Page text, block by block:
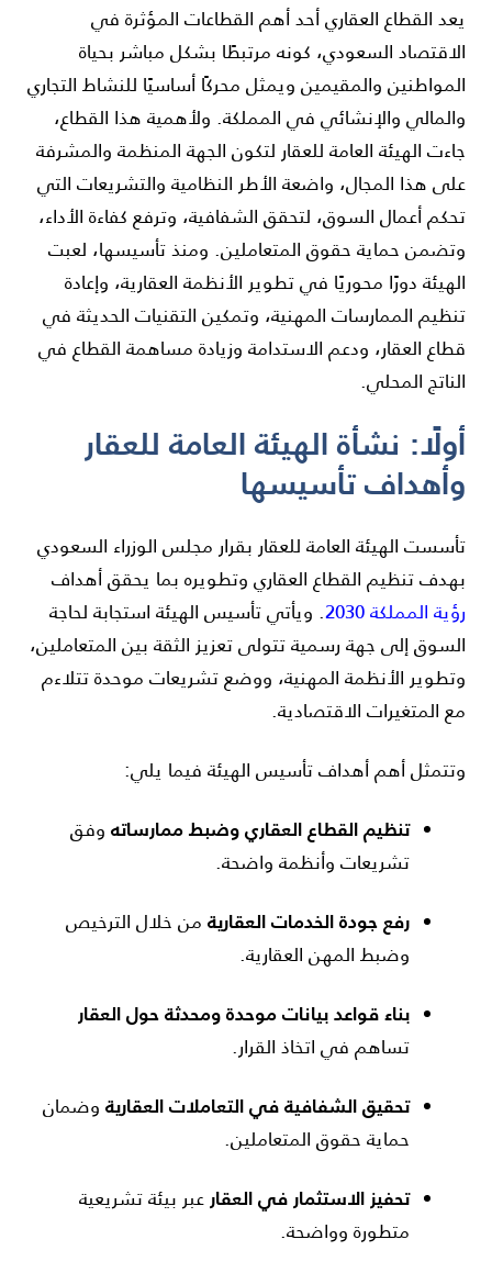
يعد القطاع العقاري أحد أهم القطاعات المؤثرة في
الاقتصاد السعودي، كونه مرتبطًا بشكل مباشر بحياة
المواطنين والمقيمين ويمثل محركًا أساسيًا للنشاط التجاري
والمالي والإنشائي في المملكة. ولأهمية هذا القطاع،
جاءت الهيئة العامة للعقار لتكون الجهة المنظمة والمشرفة
على هذا المجال، واضعة الأطر النظامية والتشريعات التي
تحكم أعمال السوق، لتحقق الشفافية، وترفع كفاءة الأداء،
وتضمن حماية حقوق المتعاملين. ومنذ تأسيسها، لعبت
الهيئة دورًا محوريًا في تطوير الأنظمة العقارية، وإعادة
تنظيم الممارسات المهنية، وتمكين التقنيات الحديثة في
قطاع العقار، ودعم الاستدامة وزيادة مساهمة القطاع في
الناتج المحلي.
أولًا: نشأة الهيئة العامة للعقار
وأهداف تأسيسها
تأسست الهيئة العامة للعقار بقرار مجلس الوزراء السعودي
بهدف تنظيم القطاع العقاري وتطويره بما يحقق أهداف
رؤية المملكة 2030
. ويأتي تأسيس الهيئة استجابة لحاجة
السوق إلى جهة رسمية تتولى تعزيز الثقة بين المتعاملين،
وتطوير الأنظمة المهنية، ووضع تشريعات موحدة تتلاءم
مع المتغيرات الاقتصادية.
وتتمثل أهم أهداف تأسيس الهيئة فيما يلي:
تنظيم القطاع العقاري وضبط ممارساته وفق
تشريعات وأنظمة واضحة.
رفع جودة الخدمات العقارية من خلال الترخيص
وضبط المهن العقارية.
بناء قواعد بيانات موحدة ومحدثة حول العقار
تساهم في اتخاذ القرار.
تحقيق الشفافية في التعاملات العقارية وضمان
حماية حقوق المتعاملين.
تحفيز الاستثمار في العقارعبر بيئة تشريعية
متطورة وواضحة.